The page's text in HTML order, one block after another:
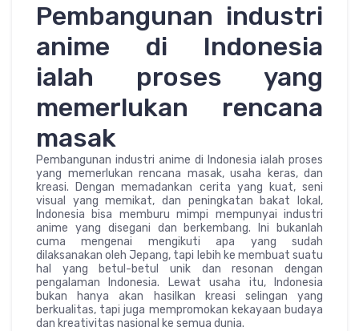
Pembangunan industri
anime di Indonesia
ialah proses yang
memerlukan rencana
masak
Pembangunan industri anime di Indonesia ialah proses
yang memerlukan rencana masak, usaha keras, dan
kreasi. Dengan memadankan cerita yang kuat, seni
visual yang memikat, dan peningkatan bakat lokal,
Indonesia bisa memburu mimpi mempunyai industri
anime yang disegani dan berkembang. Ini bukanlah
cuma mengenai mengikuti apa yang sudah
dilaksanakan oleh Jepang, tapi lebih ke membuat suatu
hal yang betul-betul unik dan resonan dengan
pengalaman Indonesia. Lewat usaha itu, Indonesia
bukan hanya akan hasilkan kreasi selingan yang
berkualitas, tapi juga mempromokan kekayaan budaya
dan kreativitas nasional ke semua dunia.